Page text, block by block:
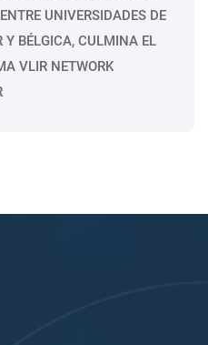
UNIVERSIDADES DE
Y BÉLGICA, CULMINA EL
VLIR NETWORK